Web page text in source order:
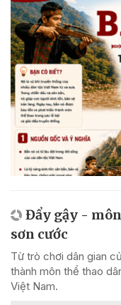
Đẩy gậy -
sơn cước
Từ trò chơi dân gian
thành môn thể thao
Việt Nam.